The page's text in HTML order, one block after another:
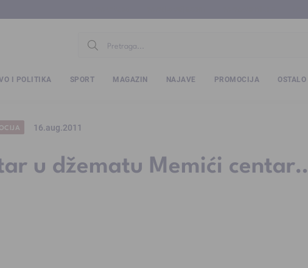
I POLITIKA SPORT MAGAZIN NAJAVE PROMOCIJA OSTALO
16.aug.2011
u džematu Memići